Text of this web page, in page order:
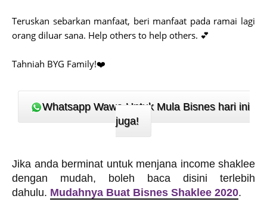
Teruskan sebarkan manfaat, beri manfaat pada ramai lagi
orang diluar sana. Help others to help others. 💕
Tahniah BYG Family!❤️
Whatsapp Wawa Untuk Mula Bisnes hari ini
juga!
Jika anda berminat untuk menjana income shaklee
dengan mudah, boleh baca disini terlebih
dahulu. Mudahnya Buat Bisnes Shaklee 2020.